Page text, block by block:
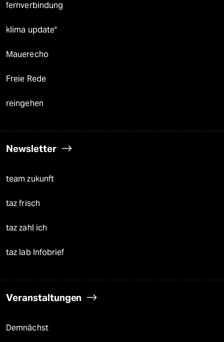
fernverbindung
klima update°
Mauerecho
Freie Rede
reingehen
Newsletter
team zukunft
taz frisch
taz zahl ich
taz lab Infobrief
Veranstaltungen
Demnächst